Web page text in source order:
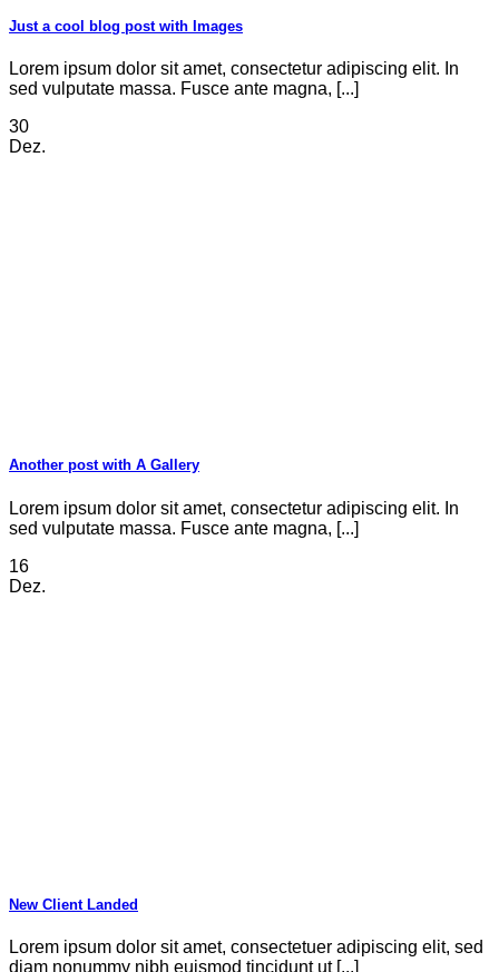
Just a cool blog post with Images
Lorem ipsum dolor sit amet, consectetur adipiscing elit. In
sed vulputate massa. Fusce ante magna, [...]
30
Dez.
Another post with A Gallery
Lorem ipsum dolor sit amet, consectetur adipiscing elit. In
sed vulputate massa. Fusce ante magna, [...]
16
Dez.
New Client Landed
Lorem ipsum dolor sit amet, consectetuer adipiscing elit, sed
diam nonummy nibh euismod tincidunt ut [...]